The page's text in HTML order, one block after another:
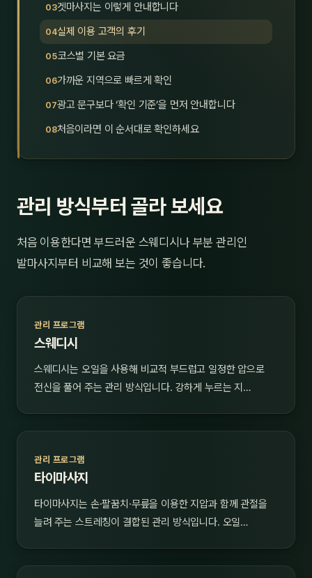
겟마사지는 이렇게 안내합니다
실제 이용 고객의 후기
코스별 기본 요금
가까운 지역으로 빠르게 확인
광고 문구보다 ‘확인 기준’을 먼저 안내합니다
처음이라면 이 순서대로 확인하세요
관리 방식부터 골라 보세요
처음 이용한다면 부드러운 스웨디시나 부분 관리인
발마사지부터 비교해 보는 것이 좋습니다.
관리 프로그램
스웨디시
스웨디시는 오일을 사용해 비교적 부드럽고 일정한 압으로
전신을 풀어 주는 관리 방식입니다. 강하게 누르는 지…
관리 프로그램
타이마사지
타이마사지는 손·팔꿈치·무릎을 이용한 지압과 함께 관절을
늘려 주는 스트레칭이 결합된 관리 방식입니다. 오일…